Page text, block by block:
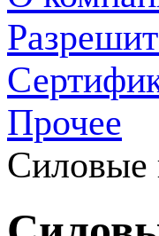
Прочее
Силовые